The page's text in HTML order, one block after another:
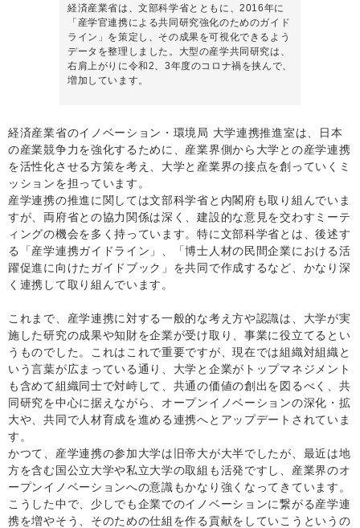
経済産業省は、文部科学省とともに、2016年に
「産学官連携による共同研究強化のためのガイド
ライン」を策定し、その成果を可視化できるよう
データを整理しました。大型の産学共同研究は、
右肩上がりに令和2、3年度のコロナ禍を挟んで、
増加しています。
経済産業省のイノベーション・環境局 大学連携推進室は、日本
の産業競争力を強化するために、産業界側から大学との産学連携
を活性化させる方策を考え、大学と産業界の接点を創っていくミ
ッションを担っています。
産学連携の推進に関しては文部科学省と内閣府も取り組んでいま
すが、両府省との協力関係は深く、建設的な意見を交わすミーテ
ィングの機会を多く持っています。特に文部科学省とは、後述す
る「産学連携ガイドライン」、「博士人材の民間企業における活
躍促進に向けたガイドブック」を共同で作成するなど、かなり深
く連携して取り組んでいます。
これまで、産学連携に対する一般的な考え方や認識は、大学が実
施した研究の成果や知財を企業が受け取り、事業に役立てるとい
うものでした。これはこれで重要ですが、現在では組織対組織と
いう言葉が広まっている通り、大学と企業がトップマネジメント
も含めて組織同士で対峙して、共通の価値の創出を図るべく、共
同研究を中心に据えながら、オープンイノベーションの深化・拡
大や、共同で人材育成を進める連携へとアップデートされていま
す。
かつて、産学連携の参加大学は旧帝大が大半でしたが、最近は地
方を含む国公立大学や私立大学の取組も活発ですし、産業界のオ
ープンイノベーションへの意識もかなり強くなってきています。
こうした中で、少しでも企業でのイノベーションに繋がる産学連
携を増やそう、そのための仕組を作る貢献をしていこうというの